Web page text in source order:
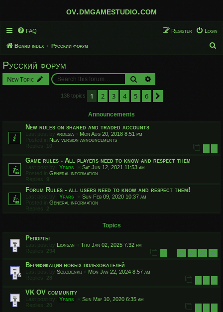
ov.dmgamestudio.com
FAQ Login
Register
Board index Русский форум
Русский форум
New Topic Search
138 topics 1 2 3 4 5 6
Announcements
New rules on shared and traded accounts
Last post by ardesia « Mon Aug 20, 2018 8:51 pm
Posted in New version announcements
Replies: 10 1 2
Game rules - All players need to know and respect them
Last post by Yfars « Sat Jun 12, 2021 11:53 am
Posted in General information
Replies: 9
Forum Rules - all users need to know and respect them!
Last post by Yfars « Sun Feb 09, 2020 10:37 am
Posted in General information
Replies: 2
Topics
Репорты
Last post by Lionsan « Thu Jan 02, 2025 7:32 pm
Replies: 294 1 27 28 29 30
Верификация новых пользователей
Last post by Solodenkij « Mon Jan 22, 2024 8:57 am
Replies: 28 1 2 3
VK OV community
Last post by Yfars « Sun May 10, 2020 6:35 am
Replies: 20 1 2 3